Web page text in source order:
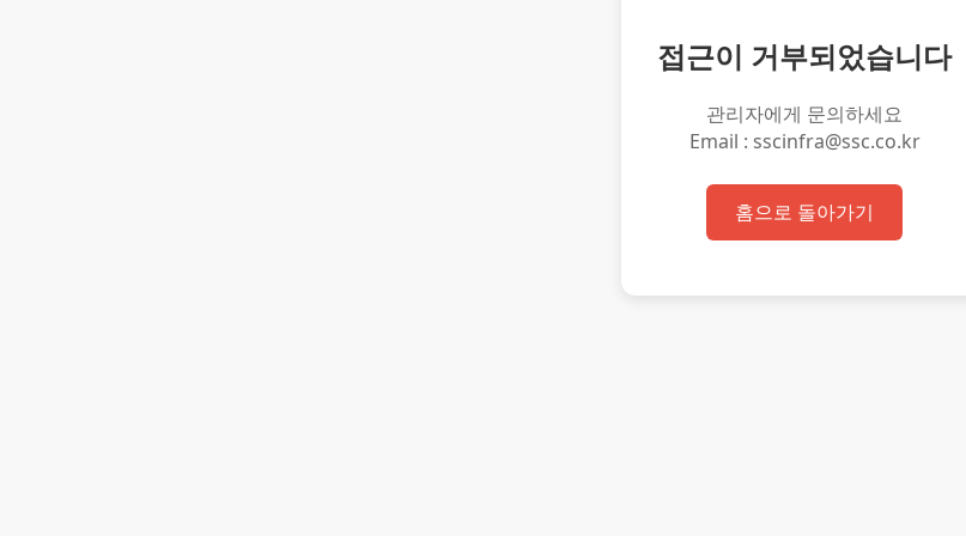
접근이 거부되었습니다
관리자에게 문의하세요
Email : sscinfra@ssc.co.kr
홈으로 돌아가기